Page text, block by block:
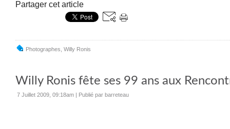
Partager cet article
Photographes Willy Ronis
Willy Ronis fête ses 99 ans aux
7 Juillet 2009, 09:18am Publié par barreteau